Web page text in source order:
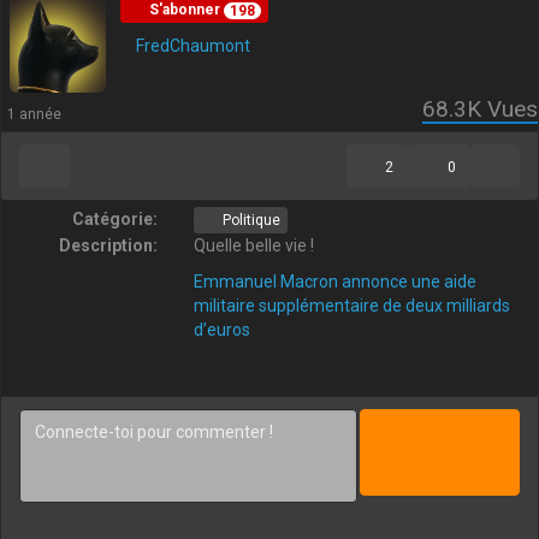
S'abonner 198
FredChaumont
1 année 68.3K Vues
0
2
Catégorie: Politique
Description:
Quelle belle vie !
Emmanuel Macron annonce une aide
militaire supplémentaire de deux milliards
d’euros